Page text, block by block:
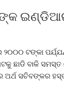
ଟଙ୍କା
ଛାଡି ବାକି ସମସ୍ତ
ସଚିବଙ୍କର